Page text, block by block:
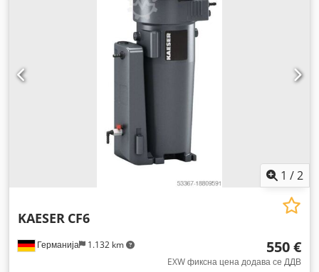
1 /2
Германија 1.132 km
KAESER CF6
550 €
EXW фиксна цена додава се ДДВ